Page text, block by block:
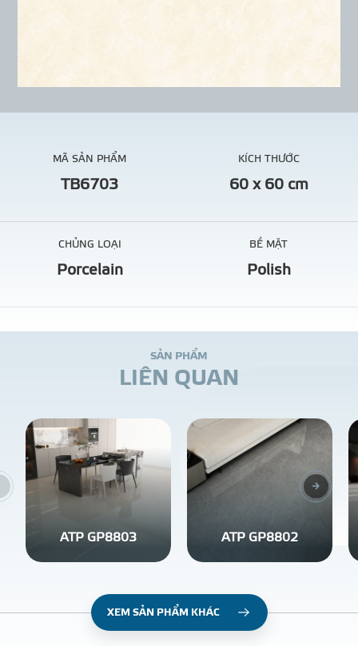
MÃ SẢN PHẨM
TB6703
KÍCH THƯỚC
60 x 60 cm
CHỦNG LOẠI
Porcelain
BỀ MẶT
Polish
SẢN PHẨM
LIÊN QUAN
ATP GP8803 ATP GP8802
XEM SẢN PHẨM KHÁC